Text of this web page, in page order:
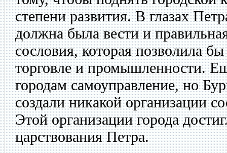
степени развития. В глазах
должна была вести и
сословия, которая позволила
торговле и промышленности.
городам самоуправление, но
создали никакой организации
Этой организации города
царствования Петра.